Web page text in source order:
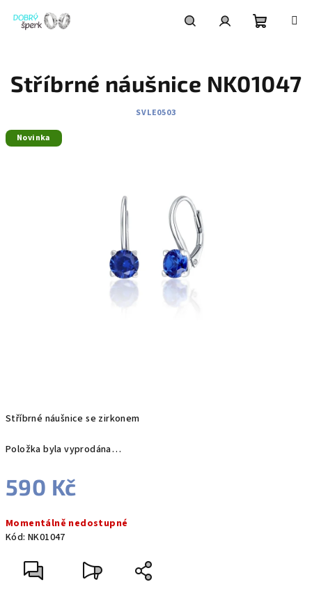
obsah
košík
Stříbrné náušnice se zirkonem
Položka byla vyprodána…
590 Kč
cena:
Momentálně nedostupné
Kód: NK01047
Stříbrné náušnice NK01047
SVLE0503
Novinka